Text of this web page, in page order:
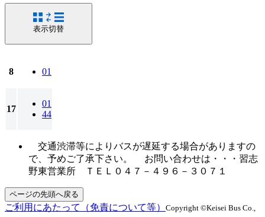
表示切替
8 01
17
01
44
交通渋滞等によりバスが遅延する場合がありますの
で、予めご了承下さい。 お問い合わせは・・・習志
野東営業所 ＴＥＬ０４７－４９６－３０７１
ページの先頭へ戻る
ご利用にあたって（免責について等） Copyright ©Keisei Bus Co.,